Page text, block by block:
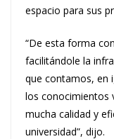
espacio para sus
“De esta forma
facilitándole la
que contamos, en
los conocimientos
mucha calidad y
universidad”, dijo.